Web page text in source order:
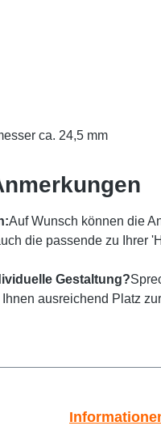
ca. 24,5 mm
Auf Wunsch können die
die passende zu Ihrer
Gestaltung?
Ihnen ausreichend Platz